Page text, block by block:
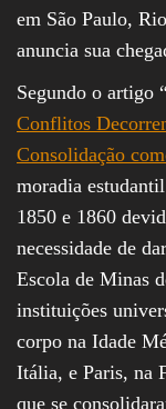
em São Paulo,
anuncia sua
Segundo o artigo
Conflitos
Consolidação
moradia
1850 e 1860
necessidade de
Escola de Minas
instituições
corpo na Idade
Itália, e Paris, na
que se